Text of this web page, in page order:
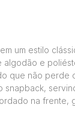
um estilo
algodão e
que não perde
snapback,
na frente,